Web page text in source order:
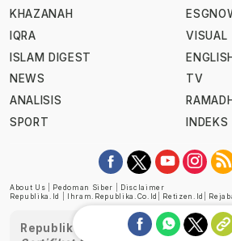
KHAZANAH
IQRA
ISLAM DIGEST
NEWS
ANALISIS
SPORT
VISUAL
TV
INDEKS
About Us Pedoman Siber
Disclaimer
Republika.id
Ihram.republika.co.id Retizen.id
Republika telah diverifikasi oleh